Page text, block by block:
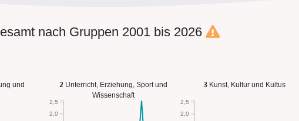
nach Gruppen 2001 bis 2026
und
2,0
2,5
2 Unterricht, Erziehung, Sport und
Wissenschaft
2,0
2,5
3Kunst, Kultur und Kultus